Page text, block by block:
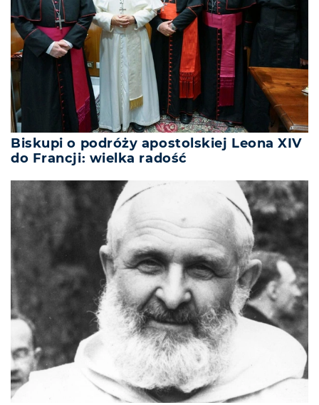
Biskupi o podróży apostolskiej Leona XIV
do Francji: wielka radość